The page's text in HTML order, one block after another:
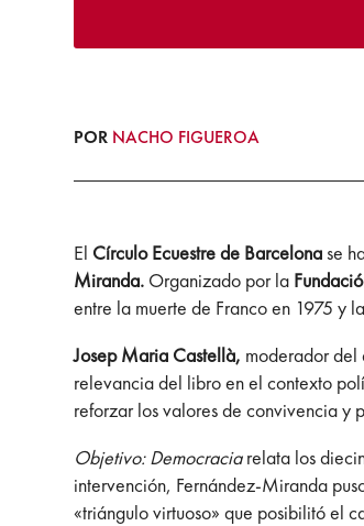
POR NACHO FIGUEROA
El Círculo Ecuestre de Barcelonase
Miranda. Organizado por la
entre la muerte de Franco en 1975 y
Josep Maria Castellà, moderador del
relevancia del libro en el contexto
reforzar los valores de convivencia y
Objetivo: Democraciarelata los
intervención, Fernández-Miranda
«triángulo virtuoso» que posibilitó el